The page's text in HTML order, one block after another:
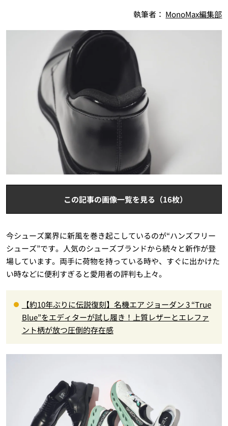
執筆者： MonoMax編集部
この記事の画像一覧を見る（16枚）
今シューズ業界に新風を巻き起こしているのが“ハンズフリー
シューズ”です。人気のシューズブランドから続々と新作が登
場しています。両手に荷物を持っている時や、すぐに出かけた
い時などに便利すぎると愛用者の評判も上々。
【約10年ぶりに伝説復刻】名機エア ジョーダン 3 “True
Blue”をエディターが試し履き！上質レザーとエレファ
ント柄が放つ圧倒的存在感